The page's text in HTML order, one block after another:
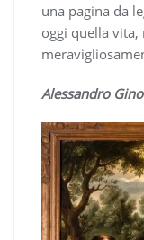
una pagina da
oggi quella
Alessandro